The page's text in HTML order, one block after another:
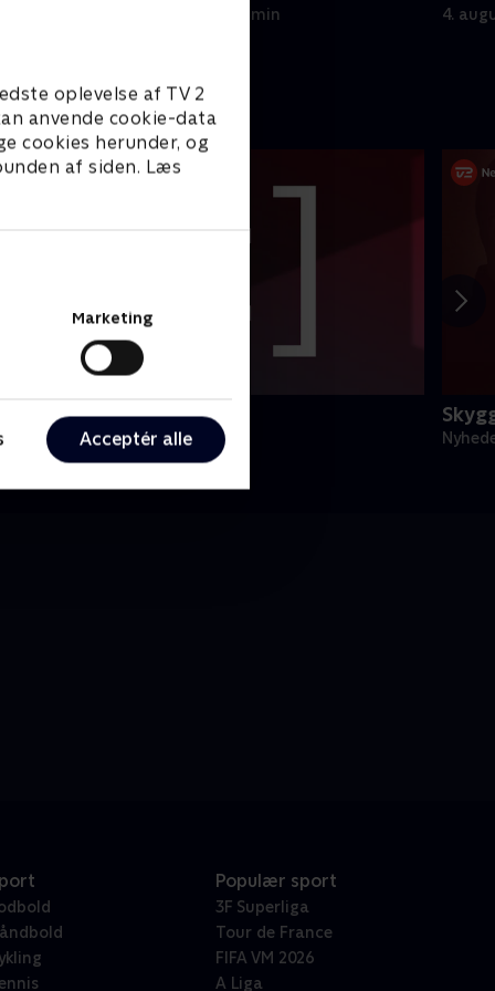
oplevelse af TV 2
anvende cookie-data
cookies herunder, og
af siden. Læs
Marketing
Acceptér alle
5. august 2026 • 22 min 4.
Tegnsprogstolket
& Magasiner
Populær sport
3F Superliga
Tour de France
FIFA VM 2026
A Liga